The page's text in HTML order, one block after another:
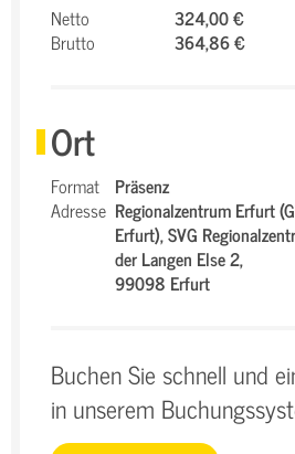
Netto
324,00 €
Brutto
364,86 €
Ort
Format Präsenz
Adresse Regionalzentrum Erfurt
Erfurt),SVG
der Langen Else 2,
99098 Erfurt
Buchen Sie schnell und
in unserem